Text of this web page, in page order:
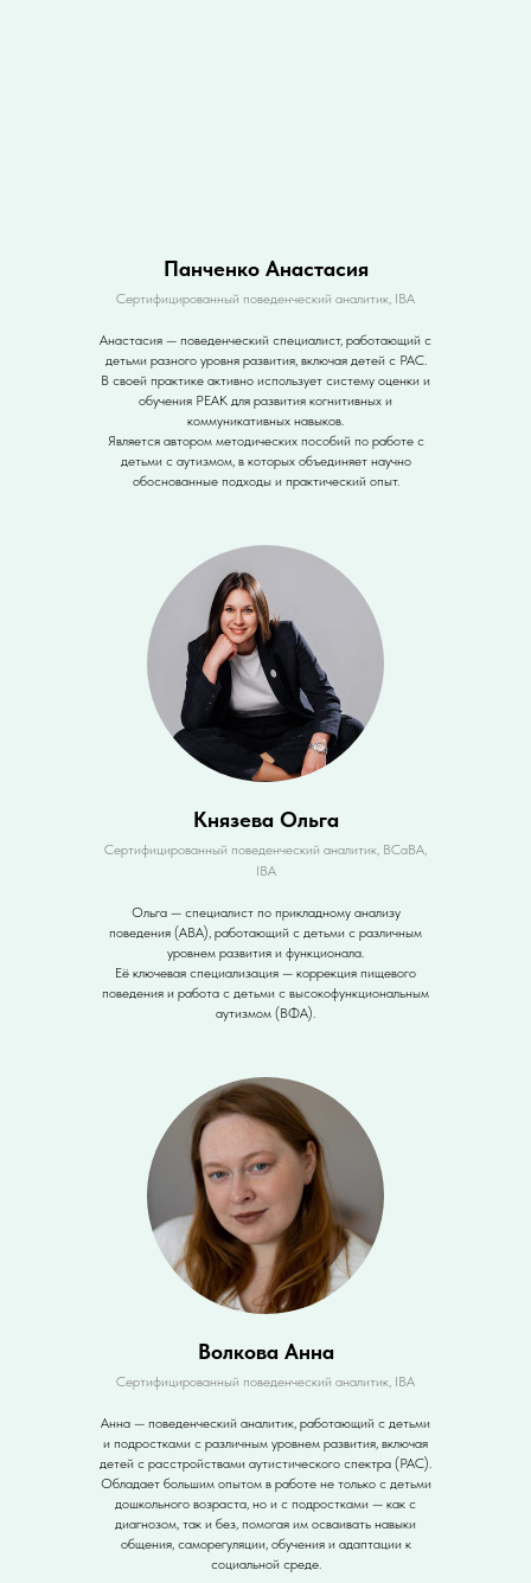
Панченко Анастасия
Сертифицированный поведенческий аналитик, IВА
Анастасия — поведенческий специалист, работающий с
детьми разного уровня развития, включая детей с РАС.
В своей практике активно использует систему оценки и
обучения PEAK для развития когнитивных и
коммуникативных навыков.
Является автором методических пособий по работе с
детьми с аутизмом, в которых объединяет научно
обоснованные подходы и практический опыт.
Князева Ольга
Сертифицированный поведенческий аналитик, ВСаВА,
IВА
Ольга — специалист по прикладному анализу
поведения (ABA), работающий с детьми с различным
уровнем развития и функционала.
Её ключевая специализация — коррекция пищевого
поведения и работа с детьми с высокофункциональным
аутизмом (ВФА).
Волкова Анна
Сертифицированный поведенческий аналитик, IВА
Анна — поведенческий аналитик, работающий с детьми
и подростками с различным уровнем развития, включая
детей с расстройствами аутистического спектра (РАС).
Обладает большим опытом в работе не только с детьми
дошкольного возраста, но и с подростками — как с
диагнозом, так и без, помогая им осваивать навыки
общения, саморегуляции, обучения и адаптации к
социальной среде.